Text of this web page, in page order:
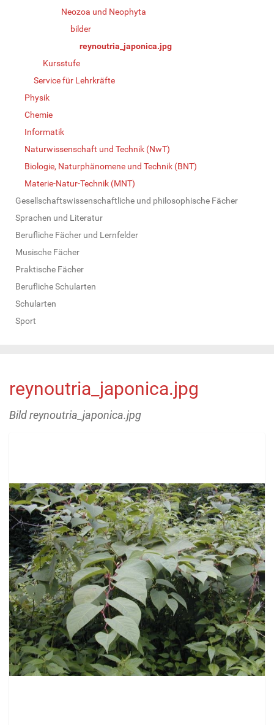
Neozoa und Neophyta
bilder
reynoutria_japonica.jpg
Kursstufe
Service für Lehrkräfte
Physik
Chemie
Informatik
Naturwissenschaft und Technik (NwT)
Biologie, Naturphänomene und Technik (BNT)
Materie-Natur-Technik (MNT)
Gesellschaftswissenschaftliche und philosophische Fächer
Sprachen und Literatur
Berufliche Fächer und Lernfelder
Musische Fächer
Praktische Fächer
Berufliche Schularten
Schularten
Sport
reynoutria_japonica.jpg
Bild reynoutria_japonica.jpg